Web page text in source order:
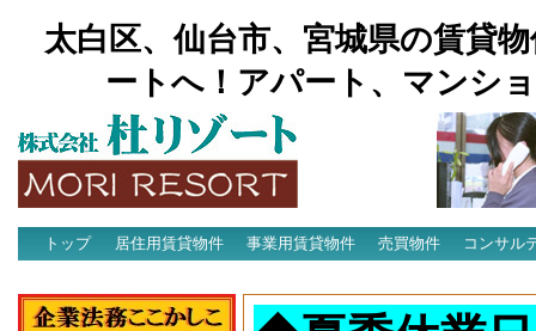
太白区、仙台市、宮城県の賃貸
ートへ！アパート、マンシ
トップ 居住用賃貸物件 事業用賃貸物件 売買物件
コンサル